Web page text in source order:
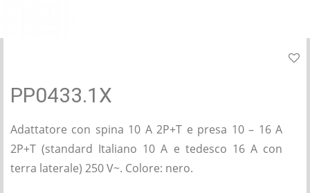
PP0433.1X
Adattatore con spina 10 A 2P+T e presa 10 – 16 A
2P+T (standard Italiano 10 A e tedesco 16 A con
terra laterale) 250 V~. Colore: nero.